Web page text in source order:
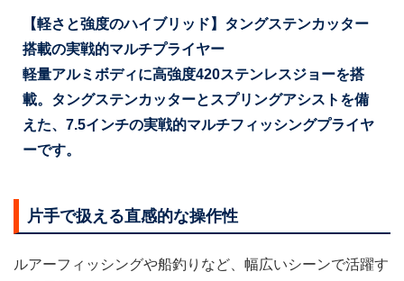
【軽さと強度のハイブリッド】タングステンカッター
搭載の実戦的マルチプライヤー
軽量アルミボディに高強度420ステンレスジョーを搭
載。タングステンカッターとスプリングアシストを備
えた、7.5インチの実戦的マルチフィッシングプライヤ
ーです。
片手で扱える直感的な操作性
ルアーフィッシングや船釣りなど、幅広いシーンで活躍す